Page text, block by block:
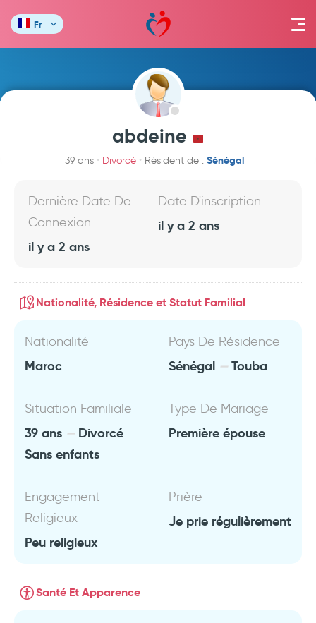
Fr
abdeine
39 ans Divorcé Résident de : Sénégal
Dernière Date De
Connexion
il y a 2 ans
Date D'inscription
il y a 2 ans
Nationalité, Résidence et Statut Familial
Nationalité
Maroc
Pays De Résidence
Sénégal Touba
Situation Familiale
39 ans
Divorcé
Sans enfants
Type De Mariage
Première épouse
Engagement
Religieux
Peu religieux
Prière
Je prie régulièrement
Santé Et Apparence